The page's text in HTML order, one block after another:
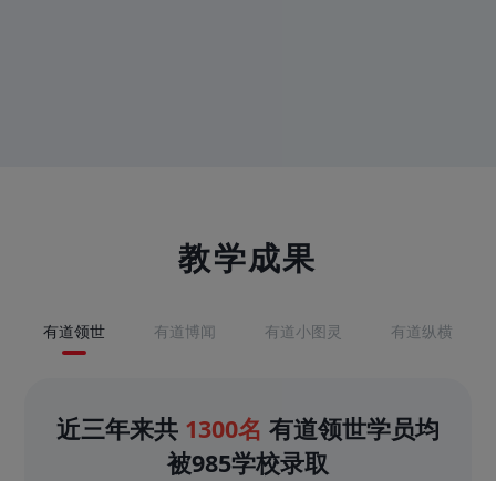
教学成果
有道领世 有道博闻 有道小图灵 有道纵横
近三年来共 1300名 有道领世学员均
被985学校录取